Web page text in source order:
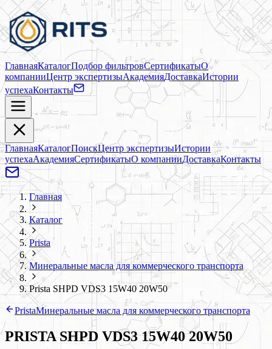
ГлавнаяКаталогПодбор фильтровСертификатыО
компанииЦентр экспертизыАкадемияДоставкаИстории
успехаКонтакты
ГлавнаяКаталогПоискЦентр экспертизыИстории
успехаАкадемияСертификатыО компанииДоставкаКонтакты
Главная
Каталог
Prista
Минеральные масла для коммерческого транспорта
Prista SHPD VDS3 15W40 20W50
PristaМинеральные масла для коммерческого транспорта
PRISTA SHPD VDS3 15W40 20W50